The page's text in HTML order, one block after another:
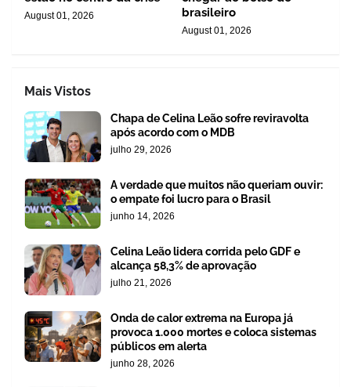
August 01, 2026
brasileiro
August 01, 2026
Mais Vistos
Chapa de Celina Leão sofre reviravolta
após acordo com o MDB
julho 29, 2026
A verdade que muitos não queriam ouvir:
o empate foi lucro para o Brasil
junho 14, 2026
Celina Leão lidera corrida pelo GDF e
alcança 58,3% de aprovação
julho 21, 2026
Onda de calor extrema na Europa já
provoca 1.000 mortes e coloca sistemas
públicos em alerta
junho 28, 2026